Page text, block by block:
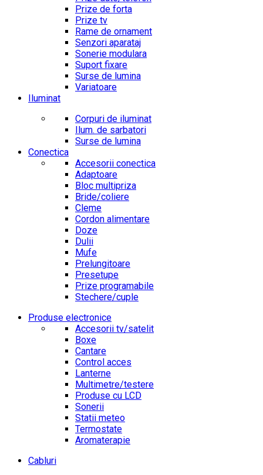
Prize de forta
Prize tv
Rame de ornament
Senzori aparataj
Sonerie modulara
Suport fixare
Surse de lumina
Variatoare
Iluminat
Corpuri de iluminat
Ilum. de sarbatori
Surse de lumina
Conectica
Accesorii conectica
Adaptoare
Bloc multipriza
Bride/coliere
Cleme
Cordon alimentare
Doze
Dulii
Mufe
Prelungitoare
Presetupe
Prize programabile
Stechere/cuple
Produse electronice
Accesorii tv/satelit
Boxe
Cantare
Control acces
Lanterne
Multimetre/testere
Produse cu LCD
Sonerii
Statii meteo
Termostate
Aromaterapie
Cabluri